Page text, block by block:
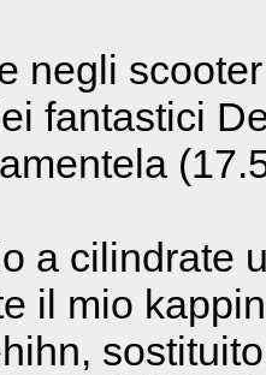
negli
fantastici
a cilindrate
il mio